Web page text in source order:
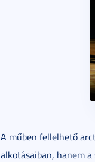
A műben fellelhető
alkotásaiban, hanem